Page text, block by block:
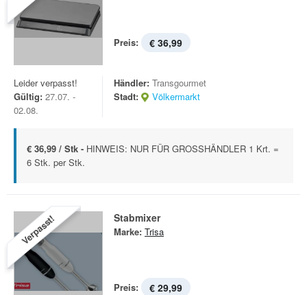
Preis: € 36,99
Leider verpasst!
Gültig: 27.07. -
02.08.
Händler: Transgourmet
Stadt:
Völkermarkt
€ 36,99 / Stk - HINWEIS: NUR FÜR GROSSHÄNDLER 1 Krt. =
6 Stk. per Stk.
Verpasst! Stabmixer
Marke: Trisa
Preis: € 29,99